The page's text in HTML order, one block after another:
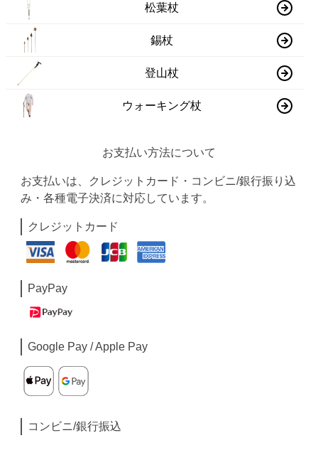
松葉杖
錫杖
登山杖
ウォーキング杖
お支払い方法について
お支払いは、クレジットカード・コンビニ/銀行振り込
み・各種電子決済に対応しています。
クレジットカード
PayPay
Google Pay / Apple Pay
コンビニ/銀行振込